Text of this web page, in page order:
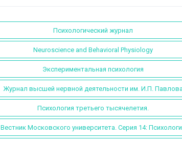
Психологический журнал
Neuroscience and Behavioral Physiology
Экспериментальная психология
Журнал высшей нервной деятельности им. И.П.
Психология третьего тысячелетия.
Вестник Московского университета. Серия 14: